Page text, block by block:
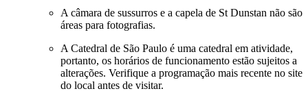
A câmara de sussurros e a capela de St Dunstan não são
áreas para fotografias.
A Catedral de São Paulo é uma catedral em atividade,
portanto, os horários de funcionamento estão sujeitos a
alterações. Verifique a programação mais recente no site
do local antes de visitar.